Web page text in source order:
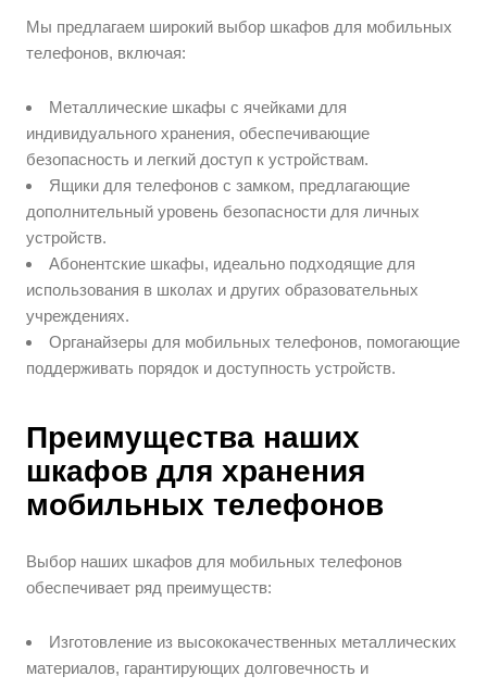
Мы предлагаем широкий выбор шкафов для мобильных
телефонов, включая:
Металлические шкафы с ячейками для
индивидуального хранения, обеспечивающие
безопасность и легкий доступ к устройствам.
Ящики для телефонов с замком, предлагающие
дополнительный уровень безопасности для личных
устройств.
Абонентские шкафы, идеально подходящие для
использования в школах и других образовательных
учреждениях.
Органайзеры для мобильных телефонов, помогающие
поддерживать порядок и доступность устройств.
Преимущества наших
шкафов для хранения
мобильных телефонов
Выбор наших шкафов для мобильных телефонов
обеспечивает ряд преимуществ:
Изготовление из высококачественных металлических
материалов, гарантирующих долговечность и